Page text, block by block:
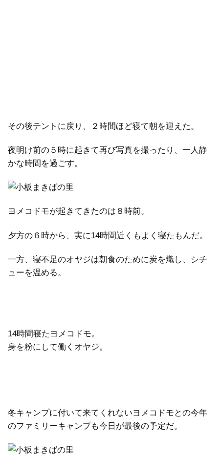
その後テントに戻り、２時間ほど寝て朝を迎えた。
夜明け前の５時に起きて再び写真を撮ったり、一人静
かな時間を過ごす。
ヨメコドモが起きてきたのは８時前。
夕方の６時から、実に14時間近くもよく寝たもんだ。
一方、寝不足のオヤジは朝食のために炭を熾し、シチ
ューを温める。
14時間寝たヨメコドモ。
身を粉にして働くオヤジ。
冬キャンプに付いて来てくれないヨメコドモとの今年
のファミリーキャンプも今日が最後の予定だ。